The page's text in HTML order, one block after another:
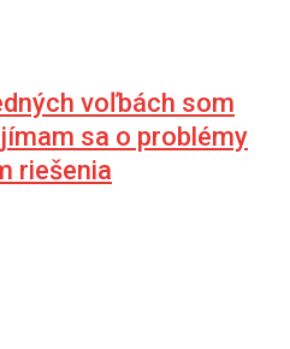
voľbách som
sa o problémy
riešenia